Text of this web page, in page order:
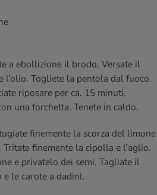
a ebollizione il brodo. Versate il
l’olio. Togliete la pentola dal fuoco.
riposare per ca. 15 minuti.
una forchetta. Tenete in caldo.
finemente la scorza del limone
Tritate finemente la cipolla e l’aglio.
e privatelo dei semi. Tagliate il
le carote a dadini.